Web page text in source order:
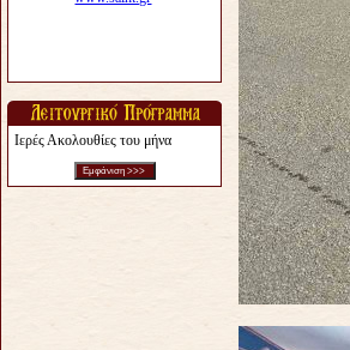
Ιερές Ακολουθίες του μήνα